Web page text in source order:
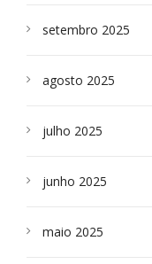
setembro 2025
agosto 2025
julho 2025
junho 2025
maio 2025